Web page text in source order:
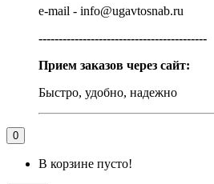
e-mail - info@ugavtosnab.ru
------------------------------------------
Прием заказов через сайт:
Быстро, удобно, надежно
0
В корзине пусто!